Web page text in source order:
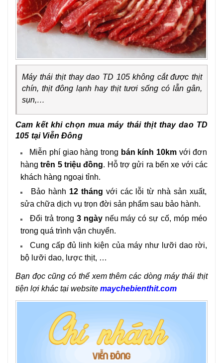
Máy thái thịt thay dao TD 105 không cắt được thịt
chín, thịt đông lạnh hay thịt tươi sống có lẫn gân,
sụn,…
Cam kết khi chọn mua máy thái thịt thay dao TD
105 tại Viễn Đông
Miễn phí giao hàng trong bán kính 10km với đơn
hàngtrên 5 triệu đồng. Hỗ trợ gửi ra bến xe với các
khách hàng ngoại tỉnh.
Bảo hành 12 tháng với các lỗi từ nhà sản xuất,
sửa chữa dịch vụ trọn đời sản phẩm sau bảo hành.
Đổi trả trong 3 ngàynếu máy có sự cố, móp méo
trong quá trình vận chuyển.
Cung cấp đủ linh kiện của máy như lưỡi dao rời,
bộ lưỡi dao, lược thịt, …
Bạn đọc cũng có thể xem thêm các dòng máy thái thịt
tiện lợi khác tại website maychebienthit.com